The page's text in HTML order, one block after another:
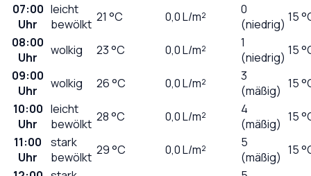
07:00
Uhr
leicht
bewölkt 21 °C 0,0L/m²
0
(niedrig) 15
08:00
Uhr
wolkig 23°C 0,0L/m²
1
(niedrig) 15
09:00
Uhr
wolkig 26°C 0,0L/m²
3
(mäßig) 15
10:00
Uhr
leicht
bewölkt 28°C 0,0L/m²
4
(mäßig) 15
11:00
Uhr
stark
bewölkt 29°C 0,0L/m²
5
(mäßig) 15